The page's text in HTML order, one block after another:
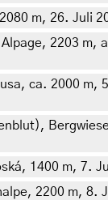
m, 26. Juli
2203 m,
ca. 2000
1400 m, 7.
2200 m,